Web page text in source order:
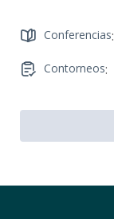
Conferencias:
Contorneos: